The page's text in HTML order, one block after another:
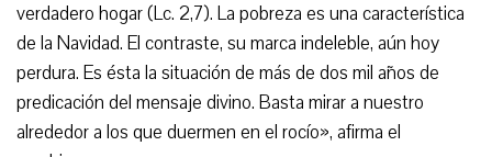
verdadero hogar (Lc. 2,7). La pobreza es una característica
de la Navidad. El contraste, su marca indeleble, aún hoy
perdura. Es ésta la situación de más de dos mil años de
predicación del mensaje divino. Basta mirar a nuestro
alrededor a los que duermen en el rocío», afirma el